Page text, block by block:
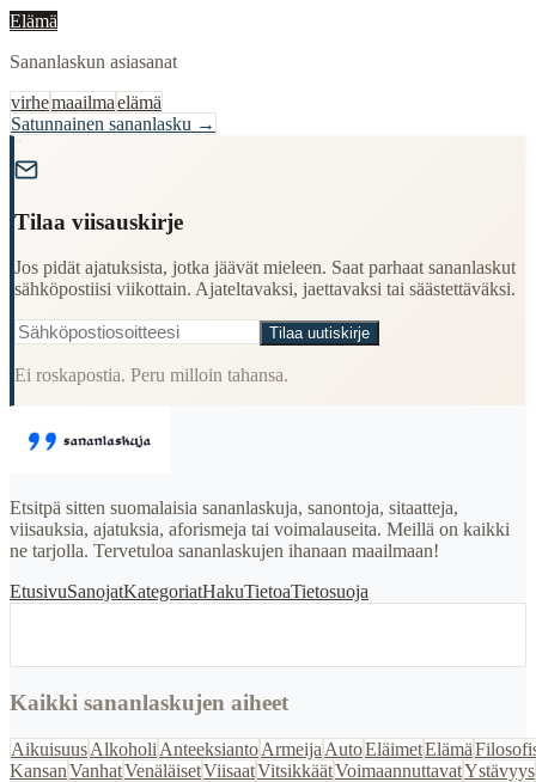
Elämä
Sananlaskun asiasanat
virhemaailmaelämä
Satunnainen sananlasku →
Tilaa viisauskirje
Jos pidät ajatuksista, jotka jäävät mieleen. Saat parhaat sananlaskut
sähköpostiisi viikottain. Ajateltavaksi, jaettavaksi tai säästettäväksi.
Tilaa uutiskirje
Ei roskapostia. Peru milloin tahansa.
Etsitpä sitten suomalaisia sananlaskuja, sanontoja, sitaatteja,
viisauksia, ajatuksia, aforismeja tai voimalauseita. Meillä on kaikki
ne tarjolla. Tervetuloa sananlaskujen ihanaan maailmaan!
EtusivuSanojatKategoriatHakuTietoaTietosuoja
Kaikki sananlaskujen aiheet
AikuisuusAlkoholi AnteeksiantoArmeija AutoEläimetElämä
KansanVanhatVenäläisetViisaatVitsikkäätVoimaannuttavatYstävyys